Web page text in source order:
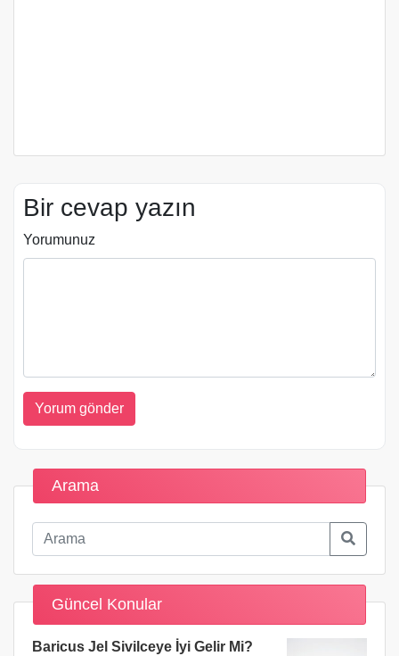
Bir cevap yazın
Yorumunuz
Arama
Güncel Konular
Baricus Jel Sivilceye İyi Gelir Mi?